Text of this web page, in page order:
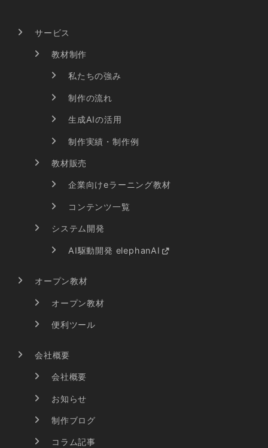
サービス
教材制作
私たちの強み
制作の流れ
生成AIの活用
制作実績・制作例
教材販売
企業向けeラーニング教材
コンテンツ一覧
システム開発
AI駆動開発 elephanAI
オープン教材
オープン教材
便利ツール
会社概要
会社概要
お知らせ
制作ブログ
コラム記事